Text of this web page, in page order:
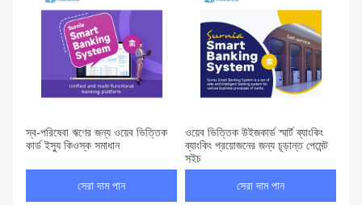
স্ব-পরিষেবা ঋণের জন্য ওয়েব ভিত্তিক
কার্ড ইস্যু কিওস্ক সমাধান
সেরা দাম পান
ওয়েব ভিত্তিক উইজকার্ড স্মার্ট ব্যাংকিং
ব্যাংকিং প্রয়োজনের জন্য চূড়ান্ত পেমেন্ট
সুইচ
সেরা দাম পান